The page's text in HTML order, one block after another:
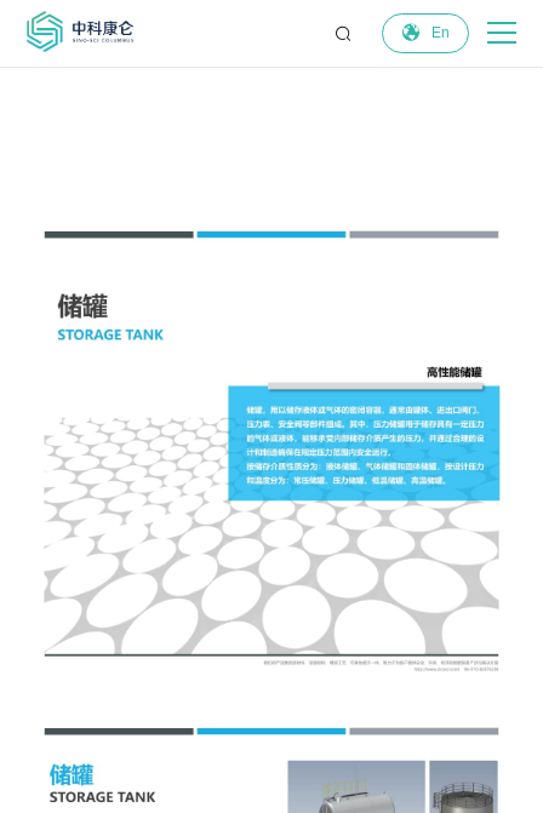
  En
$('.header').addClass('innerpage'); {/php} {/php}